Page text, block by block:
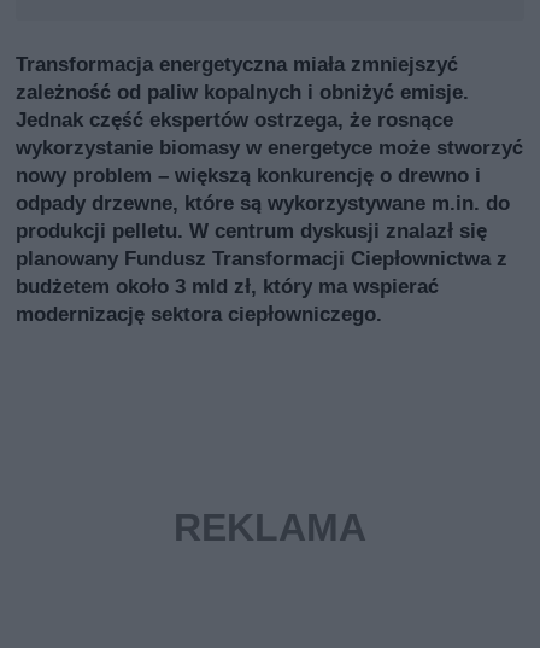
Transformacja energetyczna miała zmniejszyć
zależność od paliw kopalnych i obniżyć emisje.
Jednak część ekspertów ostrzega, że rosnące
wykorzystanie biomasy w energetyce może stworzyć
nowy problem – większą konkurencję o drewno i
odpady drzewne, które są wykorzystywane m.in. do
produkcji pelletu. W centrum dyskusji znalazł się
planowany Fundusz Transformacji Ciepłownictwa z
budżetem około 3 mld zł, który ma wspierać
modernizację sektora ciepłowniczego.